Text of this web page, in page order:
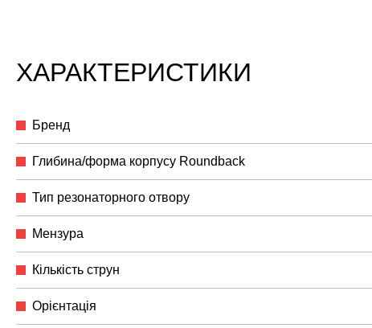
ХАРАКТЕРИСТИКИ
Бренд
Глибина/форма корпусу Roundback
Тип резонаторного отвору
Мензура
Кількість струн
Орієнтація